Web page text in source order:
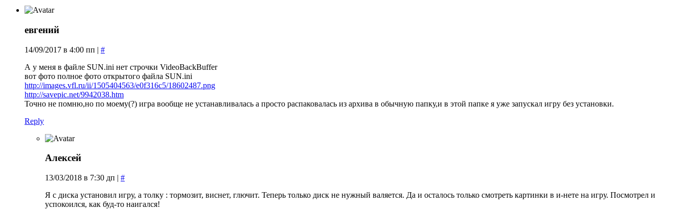
евгений
14/09/2017 в 4:00 пп | #
А у меня в файле SUN.ini нет строчки VideoBackBuffer
вот фото полное фото открытого файла SUN.ini
http://images.vfl.ru/ii/1505404563/e0f316c5/18602487.png
http://savepic.net/9942038.htm
Точно не помню,но по моему(?) игра вообще не устанавливалась а просто распаковалась из архива в обычную папку,и в этой папке я уже запускал игру без установки.
Reply
Алексей
13/03/2018 в 7:30 дп | #
Я с диска установил игру, а толку : тормозит, виснет, глючит. Теперь только диск не нужный валяется. Да и осталось только смотреть картинки в и-нете на игру. Посмотрел и
успокоился, как буд-то наигался!